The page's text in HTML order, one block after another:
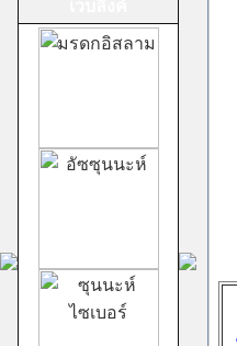
กอง
ชีอะฮ์อิหม่ามสิบ